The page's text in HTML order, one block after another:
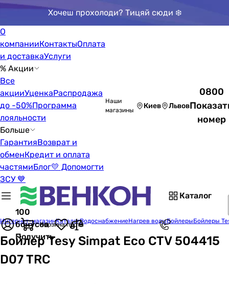
Хочеш прохолоди? Тицяй сюди ❄️
О
компанииКонтактыОплата
и доставкаУслуги
% Акции
Все
акцииУценкаРаспродажа
до -50%Программа
лояльности
Больше
ГарантияВозврат и
обменКредит и оплата
частямиБлог💛 Допомогти
ЗСУ 💙
Наши
магазины
Киев Львов
0800
номер
Каталог
100
бонусов
Получить
Корзина пуста
Интернет-магазинКаталогВодоснабжениеНагрев водыБойлерыБойлеры
Бойлер Tesy Simpat Eco CTV 504415
D07 TRC